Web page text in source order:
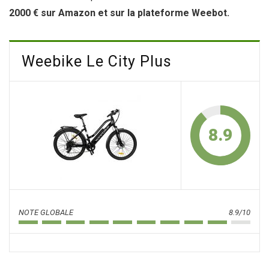
2000 € sur Amazon et sur la plateforme Weebot.
Weebike Le City Plus
8.9
NOTE GLOBALE 8.9/10